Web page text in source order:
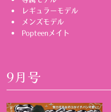
レギュラーモデル
メンズモデル
Popteenメイト
9月号